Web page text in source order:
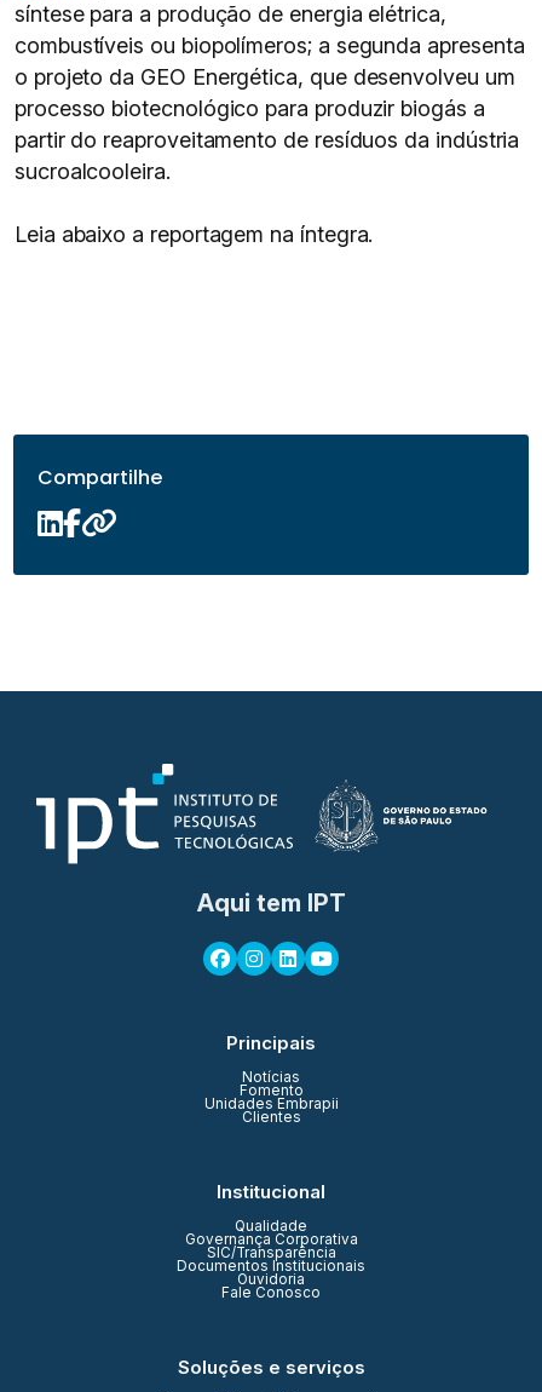
síntese para a produção de energia elétrica,
combustíveis ou biopolímeros; a segunda apresenta
o projeto da GEO Energética, que desenvolveu um
processo biotecnológico para produzir biogás a
partir do reaproveitamento de resíduos da indústria
sucroalcooleira.
Leia abaixo a reportagem na íntegra.
Compartilhe
Aqui tem IPT
Principais
Notícias
Fomento
Unidades Embrapii
Clientes
Institucional
Qualidade
Governança Corporativa
SIC/Transparência
Documentos Institucionais
Ouvidoria
Fale Conosco
Soluções e serviços